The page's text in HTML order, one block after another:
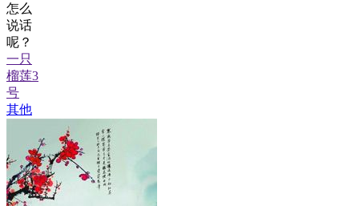
怎么
说话
呢？
一只
榴莲3
号
其他